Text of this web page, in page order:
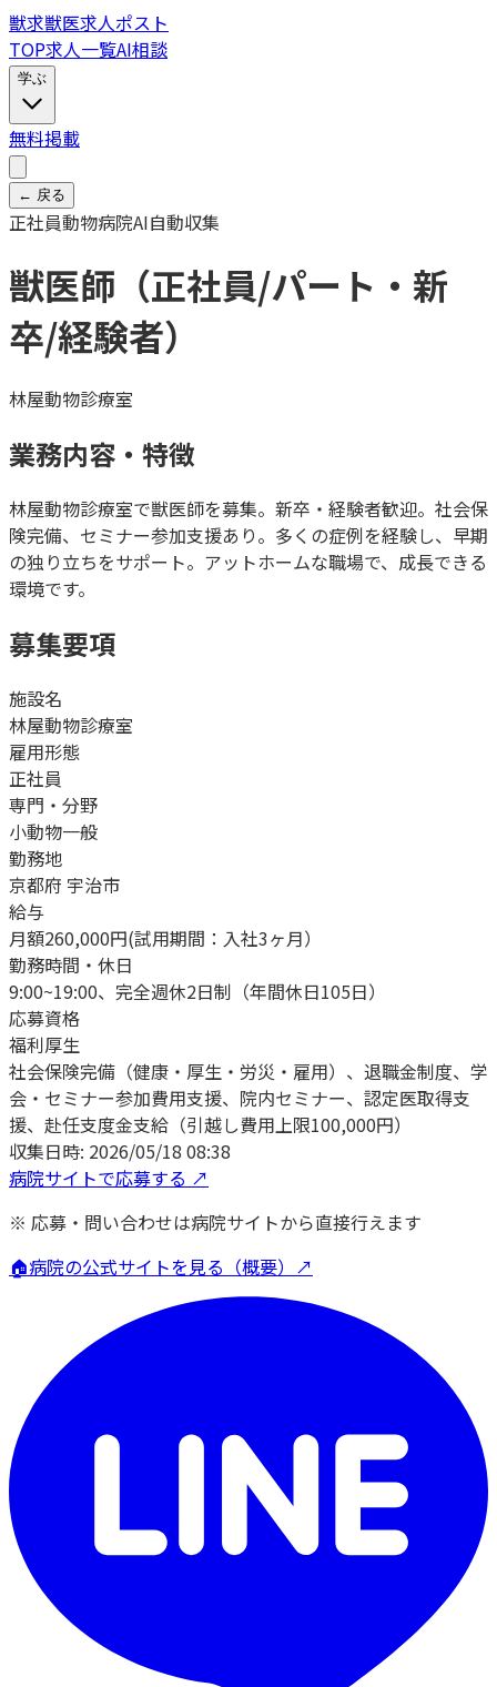
獣求獣医求人ポスト
TOP求人一覧AI相談
学ぶ
無料掲載
← 戻る
正社員動物病院AI自動収集
獣医師（正社員/パート・新
卒/経験者）
林屋動物診療室
業務内容・特徴
林屋動物診療室で獣医師を募集。新卒・経験者歓迎。社会保
険完備、セミナー参加支援あり。多くの症例を経験し、早期
の独り立ちをサポート。アットホームな職場で、成長できる
環境です。
募集要項
施設名
林屋動物診療室
雇用形態
正社員
専門・分野
小動物一般
勤務地
京都府 宇治市
給与
月額260,000円(試用期間：入社3ヶ月）
勤務時間・休日
9:00~19:00、完全週休2日制（年間休日105日）
応募資格
福利厚生
社会保険完備（健康・厚生・労災・雇用）、退職金制度、学
会・セミナー参加費用支援、院内セミナー、認定医取得支
援、赴任支度金支給（引越し費用上限100,000円）
収集日時: 2026/05/18 08:38
病院サイトで応募する ↗
※ 応募・問い合わせは病院サイトから直接行えます
🏠病院の公式サイトを見る（概要）↗